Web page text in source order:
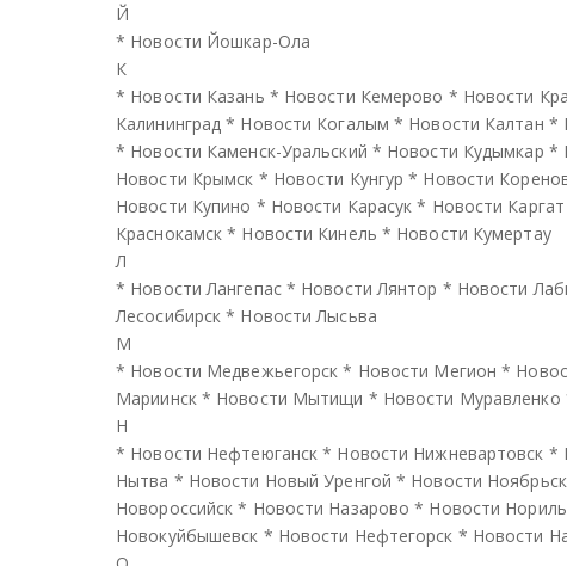
Й
* Новости Йошкар-Ола
К
* Новости Казань * Новости Кемерово * Новости
Калининград * Новости Когалым * Новости Калтан *
* Новости Каменск-Уральский * Новости Кудымкар *
Новости Крымск * Новости Кунгур * Новости
Новости Купино * Новости Карасук * Новости Каргат
Краснокамск * Новости Кинель * Новости Кумертау
Л
* Новости Лангепас* Новости Лянтор * Новости
Лесосибирск * Новости Лысьва
М
* Новости Медвежьегорск * Новости Мегион *
Мариинск* Новости Мытищи * Новости Муравленко
Н
* Новости Нефтеюганск * Новости Нижневартовск *
Нытва * Новости Новый Уренгой * Новости Ноябрьск
Новороссийск * Новости Назарово * Новости
Новокуйбышевск * Новости Нефтегорск * Новости